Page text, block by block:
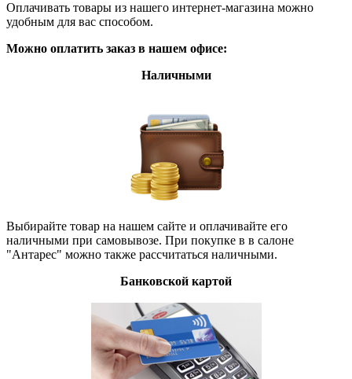
Оплачивать товары из нашего интернет-магазина можно
удобным для вас способом.
Можно оплатить заказ в нашем офисе:
Наличными
Выбирайте товар на нашем сайте и оплачивайте его
наличными при самовывозе. При покупке в в салоне
"Антарес" можно также рассчитаться наличными.
Банковской картой